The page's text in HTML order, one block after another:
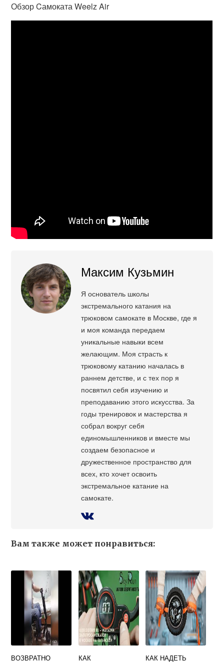
Обзор Cамоката Weelz Air
Максим Кузьмин
Я основатель школы
экстремального катания на
трюковом самокате в Москве, где я
и моя команда передаем
уникальные навыки всем
желающим. Моя страсть к
трюковому катанию началась в
раннем детстве, и с тех пор я
посвятил себя изучению и
преподаванию этого искусства. За
годы тренировок и мастерства я
собрал вокруг себя
единомышленников и вместе мы
создаем безопасное и
дружественное пространство для
всех, кто хочет освоить
экстремальное катание на
самокате.
Вам также может понравиться:
ВОЗВРАТНО
КАК
КАК НАДЕТЬ